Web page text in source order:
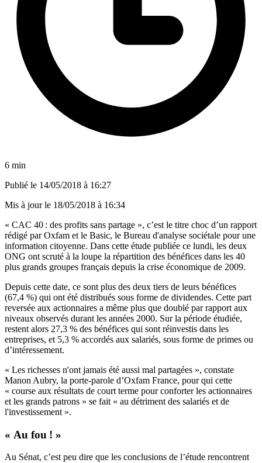
6 min
Publié le 14/05/2018 à 16:27
Mis à jour le 18/05/2018 à 16:34
« CAC 40 : des profits sans partage », c’est le titre choc d’un rapport
rédigé par Oxfam et le Basic, le Bureau d'analyse sociétale pour une
information citoyenne. Dans cette étude publiée ce lundi, les deux
ONG ont scruté à la loupe la répartition des bénéfices dans les 40
plus grands groupes français depuis la crise économique de 2009.
Depuis cette date, ce sont plus des deux tiers de leurs bénéfices
(67,4 %) qui ont été distribués sous forme de dividendes. Cette part
reversée aux actionnaires a même plus que doublé par rapport aux
niveaux observés durant les années 2000. Sur la période étudiée,
restent alors 27,3 % des bénéfices qui sont réinvestis dans les
entreprises, et 5,3 % accordés aux salariés, sous forme de primes ou
d’intéressement.
« Les richesses n'ont jamais été aussi mal partagées », constate
Manon Aubry, la porte-parole d’Oxfam France, pour qui cette
« course aux résultats de court terme pour conforter les actionnaires
et les grands patrons » se fait « au détriment des salariés et de
l'investissement ».
« Au fou ! »
Au Sénat, c’est peu dire que les conclusions de l’étude rencontrent